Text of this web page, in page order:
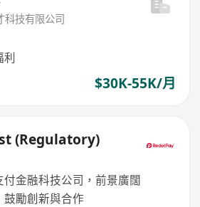
科技有限公司
利
$30K-55K/月
(Regulatory)
金融科技公司，前景廣闊
勵創新與合作